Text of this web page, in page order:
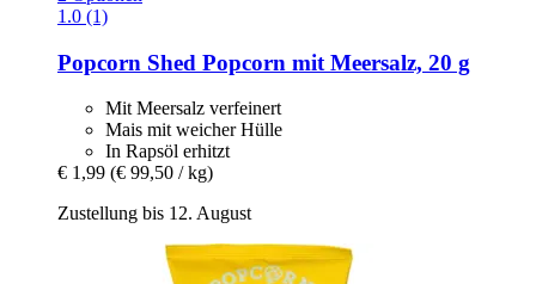
1.0 (1)
Popcorn Shed Popcorn mit Meersalz, 20 g
Mit Meersalz verfeinert
Mais mit weicher Hülle
In Rapsöl erhitzt
€ 1,99 (€ 99,50 / kg)
Zustellung bis 12. August